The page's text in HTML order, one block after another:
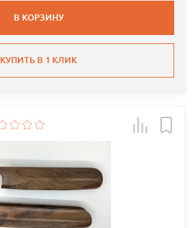
В КОРЗИНУ
КУПИТЬ В 1 КЛИК